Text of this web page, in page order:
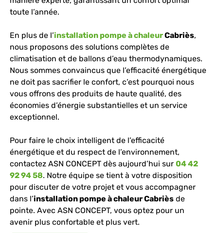
toute l’année.
En plus de l’installation pompe à chaleurCabriès,
nous proposons des solutions complètes de
climatisation et de ballons d’eau thermodynamiques.
Nous sommes convaincus que l’efficacité énergétique
ne doit pas sacrifier le confort, c’est pourquoi nous
vous offrons des produits de haute qualité, des
économies d’énergie substantielles et un service
exceptionnel.
Pour faire le choix intelligent de l’efficacité
énergétique et du respect de l’environnement,
contactez ASN CONCEPT dès aujourd’hui sur 04 42
92 94 58. Notre équipe se tient à votre disposition
pour discuter de votre projet et vous accompagner
dans l’installation pompe à chaleur Cabriès de
pointe. Avec ASN CONCEPT, vous optez pour un
avenir plus confortable et plus vert.